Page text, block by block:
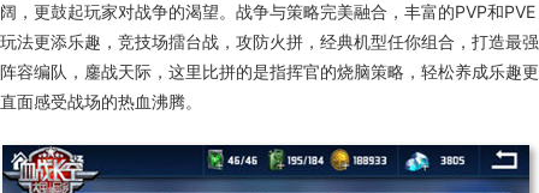
阔，更鼓起玩家对战争的渴望。战争与策略完美融合，丰富的PVP和PVE
玩法更添乐趣，竞技场擂台战，攻防火拼，经典机型任你组合，打造最强
阵容编队，鏖战天际，这里比拼的是指挥官的烧脑策略，轻松养成乐趣更
直面感受战场的热血沸腾。